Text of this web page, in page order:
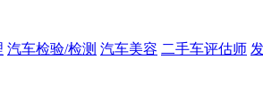
汽车检验/检测 汽车美容 二手车评估师